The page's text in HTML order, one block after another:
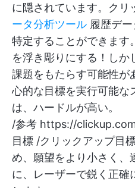
に隠されています。クリ
ータ分析ツール 履歴デ
特定することができます
を浮き彫りにする！しか
課題をもたらす可能性が
心的な目標を実行可能な
は、ハードルが高い。
/参考 https://
目標 /クリックアップ目
め、願望をより小さく、
に、レーザーで鋭く正確